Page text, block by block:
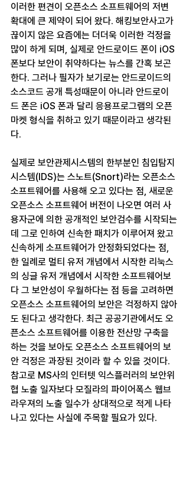
이러한 편견이 오픈소스 소프트웨어의 저변
확대에 큰 제약이 되어 왔다. 해킹보안사고가
끊이지 않은 요즘에는 더더욱 이러한 걱정을
많이 하게 되며, 실제로 안드로이드 폰이 iOS
폰보다 보안이 취약하다는 뉴스를 간혹 보곤
한다. 그러나 필자가 보기로는 안드로이드의
소스코드 공개 특성때문이 아니라 안드로이
드 폰은 iOS 폰과 달리 응용프로그램의 오픈
마켓 형식을 취하고 있기 때문이라고 생각된
다.
실제로 보안관제시스템의 한부분인 침입탐지
시스템(IDS)는 스노트(Snort)라는 오픈소스
소프트웨어를 사용해 오고 있다는 점, 새로운
오픈소스 소프트웨어 버전이 나오면 여러 사
용자군에 의한 공개적인 보안검수를 시작되는
데 그로 인하여 신속한 패치가 이루어져 왔고
신속하게 소프트웨어가 안정화되었다는 점,
한 일례로 멀티 유저 개념에서 시작한 리눅스
의 싱글 유저 개념에서 시작한 소프트웨어보
다 그 보안성이 우월하다는 점 등을 고려하면
오픈소스 소프트웨어의 보안은 걱정하지 않아
도 된다고 생각한다. 최근 공공기관에서도 오
픈소스 소프트웨어를 이용한 전산망 구축을
하는 것을 보아도 오픈소스 소프트웨어의 보
안 걱정은 과장된 것이라 할 수 있을 것이다.
참고로 MS사의 인터텟 익스플러러의 보안위
협 노출 일자보다 모질라의 파이어폭스 웹브
라우져의 노출 일수가 상대적으로 적게 나타
나고 있다는 사실에 주목할 필요가 있다.